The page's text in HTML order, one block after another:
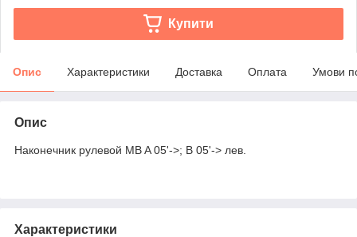
Купити
Опис Характеристики Доставка Оплата Умови
Опис
Наконечник рулевой MB A 05'->; B 05'-> лев.
Характеристики